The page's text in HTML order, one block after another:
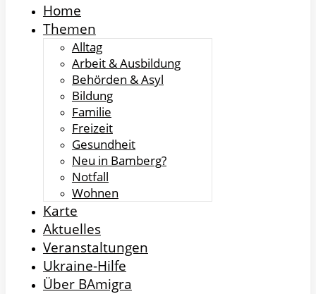
Home
Themen
Alltag
Arbeit & Ausbildung
Behörden & Asyl
Bildung
Familie
Freizeit
Gesundheit
Neu in Bamberg?
Notfall
Wohnen
Karte
Aktuelles
Veranstaltungen
Ukraine-Hilfe
Über BAmigra